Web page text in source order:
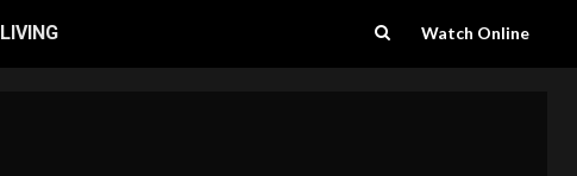
LIVING Watch Online